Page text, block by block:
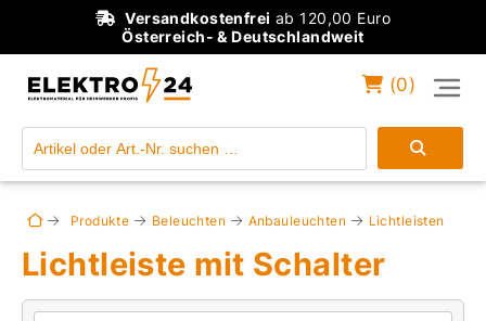
Versandkostenfrei ab 120,00 Euro
Österreich- & Deutschlandweit
Einloggen
(0)
Produkte Beleuchten Anbauleuchten Lichtleisten
Lichtleiste mit Schalter